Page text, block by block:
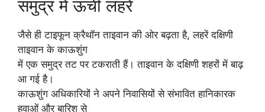
समुद्र में ऊंची लहरें
जैसे ही टाइफून क्रैथॉन ताइवान की ओर बढ़ता है, लहरें दक्षिणी
ताइवान के काऊशुंग
में एक समुद्र तट पर टकराती हैं। ताइवान के दक्षिणी शहरों में बाढ़
आ गई है।
काऊशुंग अधिकारियों ने अपने निवासियों से संभावित हानिकारक
हवाओं और बारिश से